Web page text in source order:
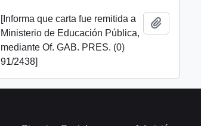
[Informa que carta fue remitida a
Ministerio de Educación Pública,
mediante Of. GAB. PRES. (0)
91/2438]